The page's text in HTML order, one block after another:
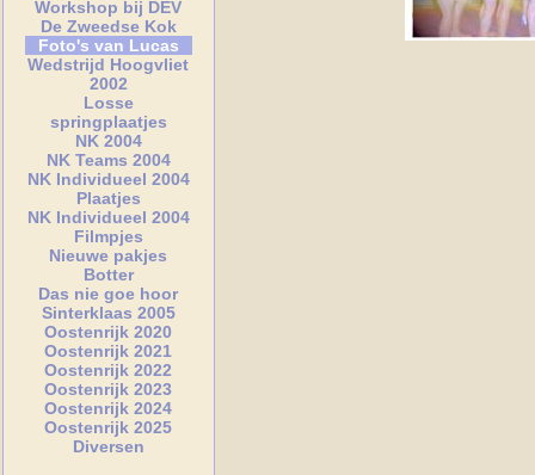
Workshop bij DEV
De Zweedse Kok
Foto's van Lucas
Wedstrijd Hoogvliet
2002
Losse
springplaatjes
NK 2004
NK Teams 2004
NK Individueel 2004
Plaatjes
NK Individueel 2004
Filmpjes
Nieuwe pakjes
Botter
Das nie goe hoor
Sinterklaas 2005
Oostenrijk 2020
Oostenrijk 2021
Oostenrijk 2022
Oostenrijk 2023
Oostenrijk 2024
Oostenrijk 2025
Diversen